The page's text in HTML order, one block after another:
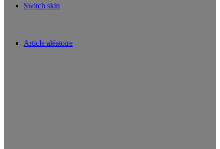
Switch skin
Article aléatoire